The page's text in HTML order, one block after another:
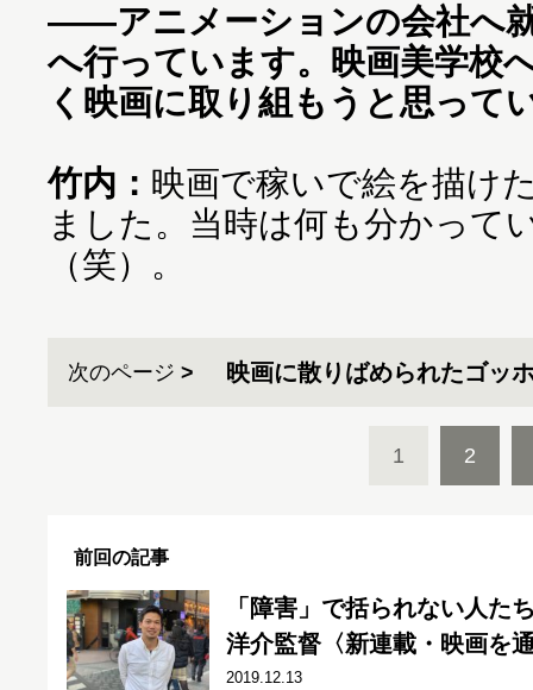
――アニメーションの会社へ
へ行っています。映画美学校
く映画に取り組もうと思って
竹内： 映画で稼いで絵を描け
ました。当時は何も分かって
（笑）。
次のページ 映画に散りばめられたゴッ
1 2
前回の記事
「障害」で括られない人た
洋介監督〈新連載・映画を
2019.12.13